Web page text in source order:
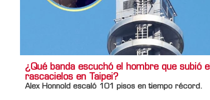
¿Qué banda escuchó el hombre que subió
rascacielos en Taipei?
Alex Honnold escaló 101 pisos en tiempo récord.